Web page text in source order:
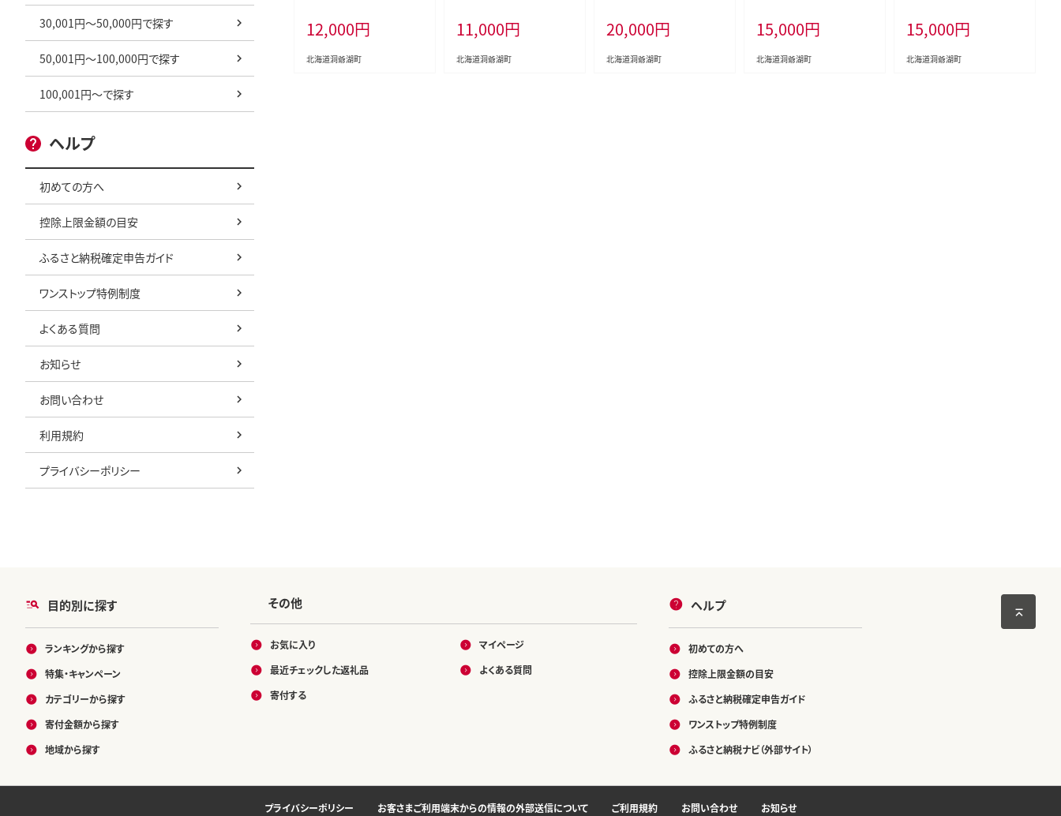
30,001円～50,000円で探す
50,001円～100,000円で探す
100,001円～で探す
ヘルプ
初めての方へ
控除上限金額の目安
ふるさと納税確定申告ガイド
ワンストップ特例制度
よくある質問
お知らせ
お問い合わせ
利用規約
プライバシーポリシー
セレクト）
12,000円
北海道洞爺湖町
おやつ 洋菓子 製菓 ショコラ
ティエ オリジナル 贈り物 ギ
フト お取り寄せ 送料無料
11,000円
北海道洞爺湖町
ル カフェ ティータイム 贈り
物 ギフト 人気 土産 詰め合
わせ お取り寄せ 送料無料
20,000円
北海道洞爺湖町
ルの塩 とうもろこし かぼち
ゃ 白花豆 アイスクリーム 保
存料不使用 シャーベット 地
15,000円
北海道洞爺湖町
15,000円
北海道洞爺湖町
目的別に探す
ランキングから探す
特集・キャンペーン
カテゴリーから探す
寄付金額から探す
地域から探す
その他
お気に入り
最近チェックした返礼品
寄付する
マイページ
よくある質問
ヘルプ
初めての方へ
控除上限金額の目安
ふるさと納税確定申告ガイド
ワンストップ特例制度
ふるさと納税ナビ（外部サイト）
プライバシーポリシー お客さまご利用端末からの情報の外部送信について ご利用規約 お問い合わせ お知らせ